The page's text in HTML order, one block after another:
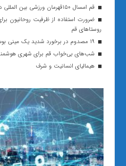
قم امسال ۱۵۰قهرمان ورزشی بین المللی داشت
ضرورت استفاده از ظرفیت روحانیون
روستاهای قم
شب‌های بی‌خواب قم برای شهری
هیمالیای انسانیت و شرف